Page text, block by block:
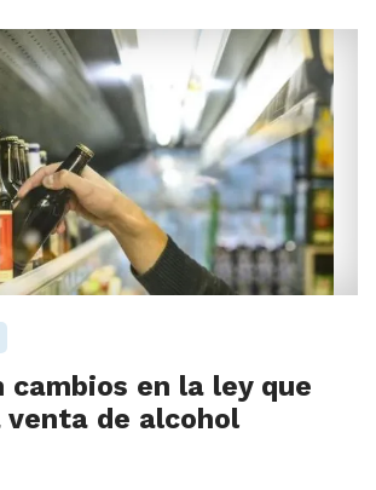
cambios en la ley que
venta de alcohol